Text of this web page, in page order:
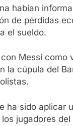
habían
de pérdidas
el sueldo.
Messi
la cúpula del
ha sido aplicar
jugadores